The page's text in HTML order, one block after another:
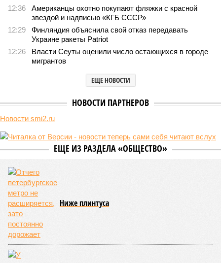
12:36
Американцы охотно покупают фляжки с красной
звездой и надписью «КГБ СССР»
12:29
Финляндия объяснила свой отказ передавать
Украине ракеты Patriot
12:26
Власти Сеуты оценили число остающихся в городе
мигрантов
ЕЩЕ НОВОСТИ
НОВОСТИ ПАРТНЕРОВ
Новости smi2.ru
ЕЩЕ ИЗ РАЗДЕЛА «ОБЩЕСТВО»
Ниже плинтуса